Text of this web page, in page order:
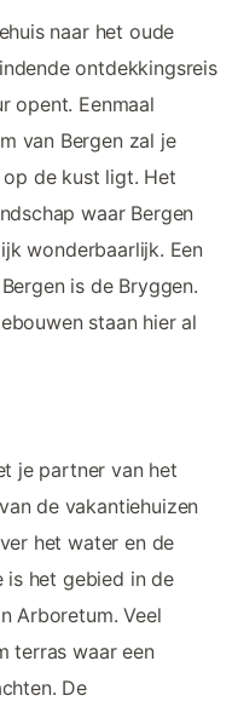
naar het oude
ontdekkingsreis
opent. Eenmaal
van Bergen zal je
de kust ligt. Het
waar Bergen
wonderbaarlijk. Een
is de Bryggen.
staan hier al
je partner van het
de vakantiehuizen
het water en de
is het gebied in de
Arboretum. Veel
terras waar een
De